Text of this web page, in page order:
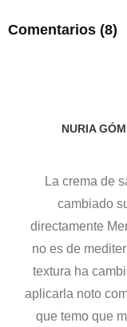
Comentarios (8)
NURIA
La crema de
cambiado
directamente
no es de
textura ha
aplicarla noto
que temo que